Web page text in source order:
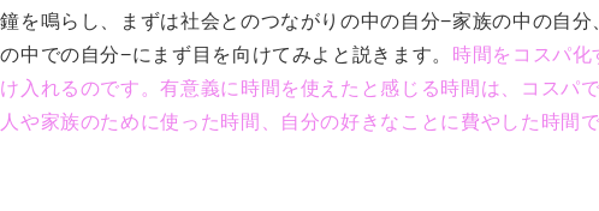
を鳴らし、まずは社会とのつながりの中の自分−家族の中の自分
中での自分−にまず目を向けてみよと説きます。 時間をコスパ化
入れるのです。有意義に時間を使えたと感じる時間は、コスパで
や家族のために使った時間、自分の好きなことに費やした時間で